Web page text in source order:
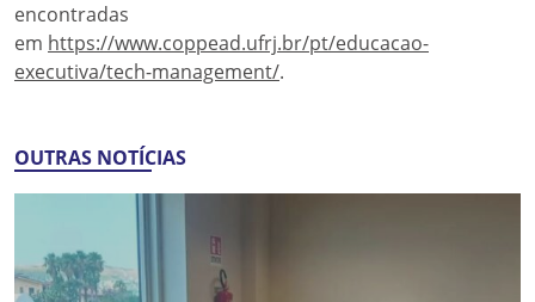
encontradas
em https://www.coppead.ufrj.br/pt/educacao-
executiva/tech-management/.
OUTRAS NOTÍCIAS